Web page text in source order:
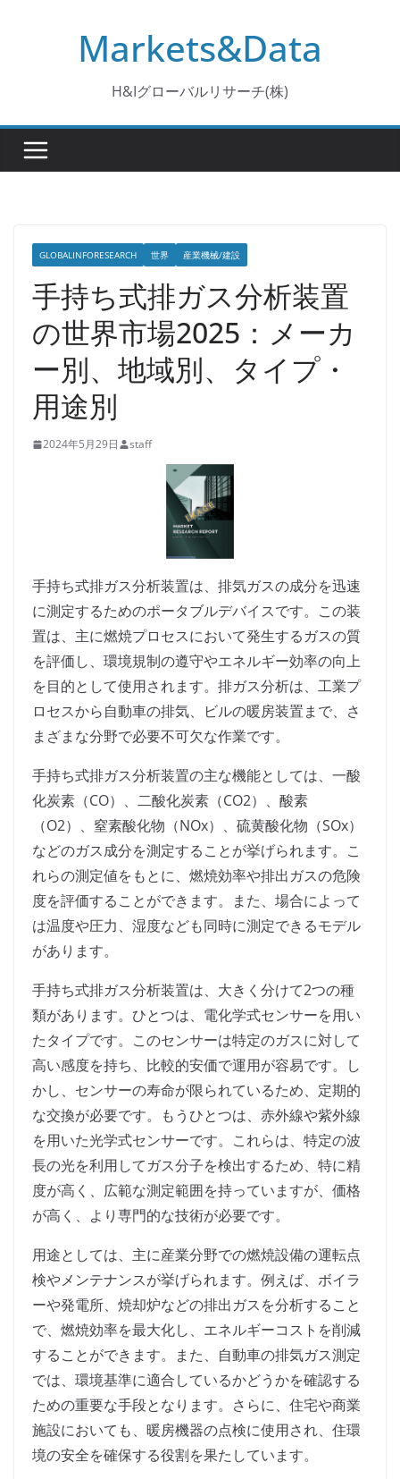
Markets&Data
H&Iグローバルリサーチ(株)
GLOBALINFORESEARCH 世界 産業機械/建設
手持ち式排ガス分析装置
の世界市場2025：メーカ
ー別、地域別、タイプ・
用途別
2024年5月29日 staff
手持ち式排ガス分析装置は、排気ガスの成分を迅速
に測定するためのポータブルデバイスです。この装
置は、主に燃焼プロセスにおいて発生するガスの質
を評価し、環境規制の遵守やエネルギー効率の向上
を目的として使用されます。排ガス分析は、工業プ
ロセスから自動車の排気、ビルの暖房装置まで、さ
まざまな分野で必要不可欠な作業です。
手持ち式排ガス分析装置の主な機能としては、一酸
化炭素（CO）、二酸化炭素（CO2）、酸素
（O2）、窒素酸化物（NOx）、硫黄酸化物（SOx）
などのガス成分を測定することが挙げられます。こ
れらの測定値をもとに、燃焼効率や排出ガスの危険
度を評価することができます。また、場合によって
は温度や圧力、湿度なども同時に測定できるモデル
があります。
手持ち式排ガス分析装置は、大きく分けて2つの種
類があります。ひとつは、電化学式センサーを用い
たタイプです。このセンサーは特定のガスに対して
高い感度を持ち、比較的安価で運用が容易です。し
かし、センサーの寿命が限られているため、定期的
な交換が必要です。もうひとつは、赤外線や紫外線
を用いた光学式センサーです。これらは、特定の波
長の光を利用してガス分子を検出するため、特に精
度が高く、広範な測定範囲を持っていますが、価格
が高く、より専門的な技術が必要です。
用途としては、主に産業分野での燃焼設備の運転点
検やメンテナンスが挙げられます。例えば、ボイラ
ーや発電所、焼却炉などの排出ガスを分析すること
で、燃焼効率を最大化し、エネルギーコストを削減
することができます。また、自動車の排気ガス測定
では、環境基準に適合しているかどうかを確認する
ための重要な手段となります。さらに、住宅や商業
施設においても、暖房機器の点検に使用され、住環
境の安全を確保する役割を果たしています。